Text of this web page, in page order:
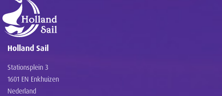
Holland Sail
Stationsplein 3
1601 EN Enkhuizen
Nederland